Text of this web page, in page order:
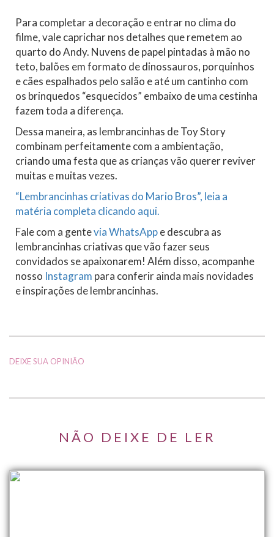
Para completar a decoração e entrar no clima do
filme, vale caprichar nos detalhes que remetem ao
quarto do Andy. Nuvens de papel pintadas à mão no
teto, balões em formato de dinossauros, porquinhos
e cães espalhados pelo salão e até um cantinho com
os brinquedos “esquecidos” embaixo de uma cestinha
fazem toda a diferença.
Dessa maneira, as lembrancinhas de Toy Story
combinam perfeitamente com a ambientação,
criando uma festa que as crianças vão querer reviver
muitas e muitas vezes.
“Lembrancinhas criativas do Mario Bros”, leia a
matéria completa clicando aqui.
Fale com a gentevia WhatsAppe descubra as
lembrancinhas criativas que vão fazer seus
convidados se apaixonarem! Além disso, acompanhe
nosso Instagram para conferir ainda mais novidades
e inspirações de lembrancinhas.
DEIXE SUA OPINIÃO
NÃO DEIXE DE LER